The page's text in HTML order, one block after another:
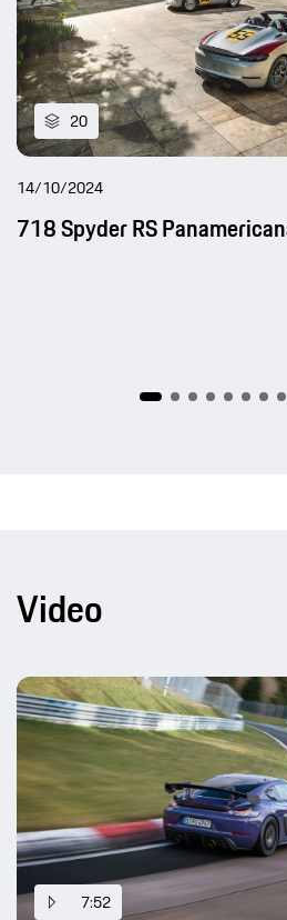
20
14/10/2024
718 Spyder RS
Video
7:52